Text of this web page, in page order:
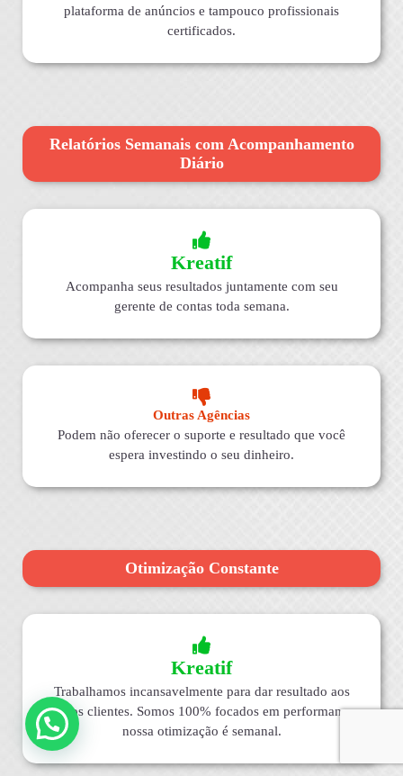
plataforma de anúncios e tampouco profissionais
certificados.
Relatórios Semanais com Acompanhamento
Diário
Kreatif
Acompanha seus resultados juntamente com seu
gerente de contas toda semana.
Outras Agências
Podem não oferecer o suporte e resultado que você
espera investindo o seu dinheiro.
Otimização Constante
Kreatif
Trabalhamos incansavelmente para dar resultado aos
nossos clientes. Somos 100% focados em performance,
nossa otimização é semanal.